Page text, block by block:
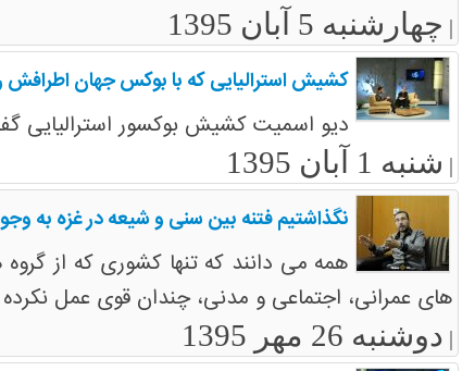
| چهارشنبه 5 آبان 1395
کشیش استرالیایی که با بوکس جهان اطرافش
دیو اسمیت کشیش بوکسور استرالیایی
| شنبه 1 آبان 1395
نگذاشتیم فتنه بین سنی و شیعه در غزه به
همه می دانند که تنها کشوری که از
های عمرانی، اجتماعی و مدنی، چندان قوی عمل
| دوشنبه 26 مهر 1395